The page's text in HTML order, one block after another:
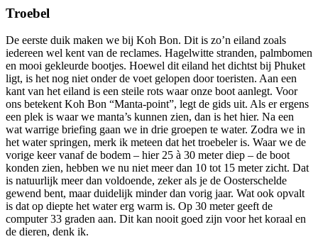
Troebel
De eerste duik maken we bij Koh Bon. Dit is zo’n eiland zoals
iedereen wel kent van de reclames. Hagelwitte stranden, palmbomen
en mooi gekleurde bootjes. Hoewel dit eiland het dichtst bij Phuket
ligt, is het nog niet onder de voet gelopen door toeristen. Aan een
kant van het eiland is een steile rots waar onze boot aanlegt. Voor
ons betekent Koh Bon “Manta-point”, legt de gids uit. Als er ergens
een plek is waar we manta’s kunnen zien, dan is het hier. Na een
wat warrige briefing gaan we in drie groepen te water. Zodra we in
het water springen, merk ik meteen dat het troebeler is. Waar we de
vorige keer vanaf de bodem – hier 25 à 30 meter diep – de boot
konden zien, hebben we nu niet meer dan 10 tot 15 meter zicht. Dat
is natuurlijk meer dan voldoende, zeker als je de Oosterschelde
gewend bent, maar duidelijk minder dan vorig jaar. Wat ook opvalt
is dat op diepte het water erg warm is. Op 30 meter geeft de
computer 33 graden aan. Dit kan nooit goed zijn voor het koraal en
de dieren, denk ik.